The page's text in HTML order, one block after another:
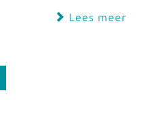
Lees meer